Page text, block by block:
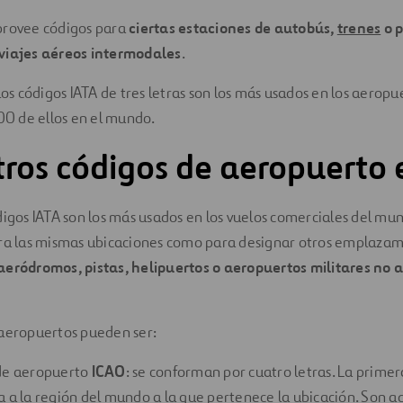
códigos paraciertas estaciones de autobús,trenes o
aéreos intermodales.
códigos IATA de tres letras son los más usados en los
de ellos en el mundo.
códigos de aeropuerto
IATA son los más usados en los vuelos comerciales del
las mismas ubicaciones como para designar otros
pistas, helipuertos o aeropuertos militares no
pueden ser:
aeropuerto ICAO: se conforman por cuatro letras. La
a la región del mundo a la que pertenece la ubicación. Son